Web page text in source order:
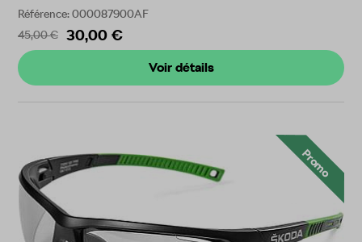
Référence: 000087900AF
45,00 €
30,00 €
Voir détails
Promo